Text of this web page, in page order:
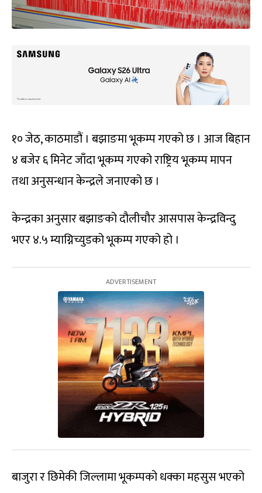
१० जेठ, काठमाडौं । बझाङमा भूकम्प गएको छ । आज बिहान
४ बजेर ६ मिनेट जाँदा भूकम्प गएको राष्ट्रिय भूकम्प मापन
तथा अनुसन्धान केन्द्रले जनाएको छ ।
केन्द्रका अनुसार बझाङको दौलीचौर आसपास केन्द्रविन्दु
भएर ४.५ म्याग्निच्युडको भूकम्प गएको हो ।
बाजुरा र छिमेकी जिल्लामा भूकम्पको धक्का महसुस भएको